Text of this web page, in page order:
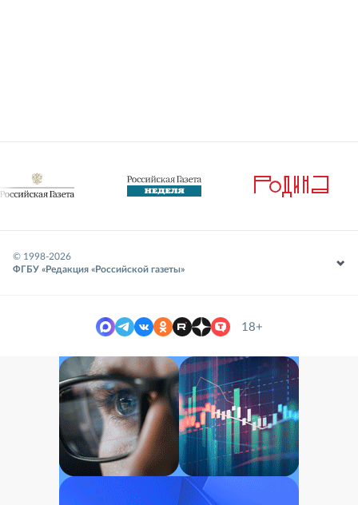
© 1998-2026
ФГБУ «Редакция «Российской газеты»
18+